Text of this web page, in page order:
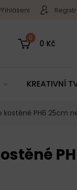
0
0 Kč
KREATIVNÍ
kostěné PH6 25cm